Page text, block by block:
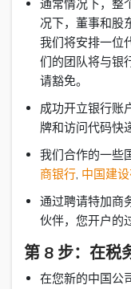
通常情况下，整
况下，董事和股
我们将安排一位
们的团队将与银
请豁免。
成功开立银行账
牌和访问代码快
我们合作的一些
商银行, 中国建
通过聘请特加商
伙伴，您开户的
第 8 步：在税
在您新的中国公